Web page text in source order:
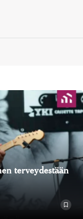
terveydestään